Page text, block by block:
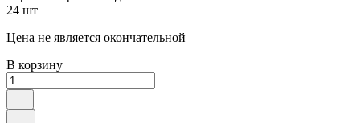
24 шт
Цена не является окончательной
В корзину